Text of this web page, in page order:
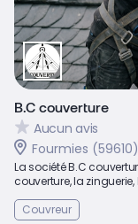
B.C couverture
Aucun avis
Fourmies (59610)
La société B.C
couverture, la
Couvreur